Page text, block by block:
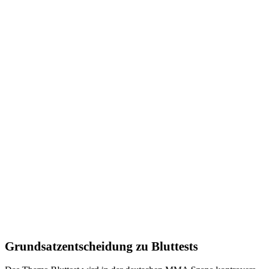
Grundsatzentscheidung zu Bluttests